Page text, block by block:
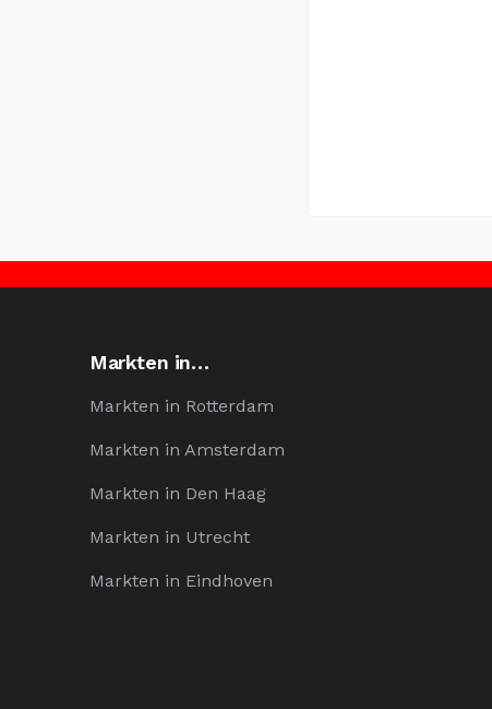
Markten in…
Markten in Rotterdam
Markten in Amsterdam
Markten in Den Haag
Markten in Utrecht
Markten in Eindhoven